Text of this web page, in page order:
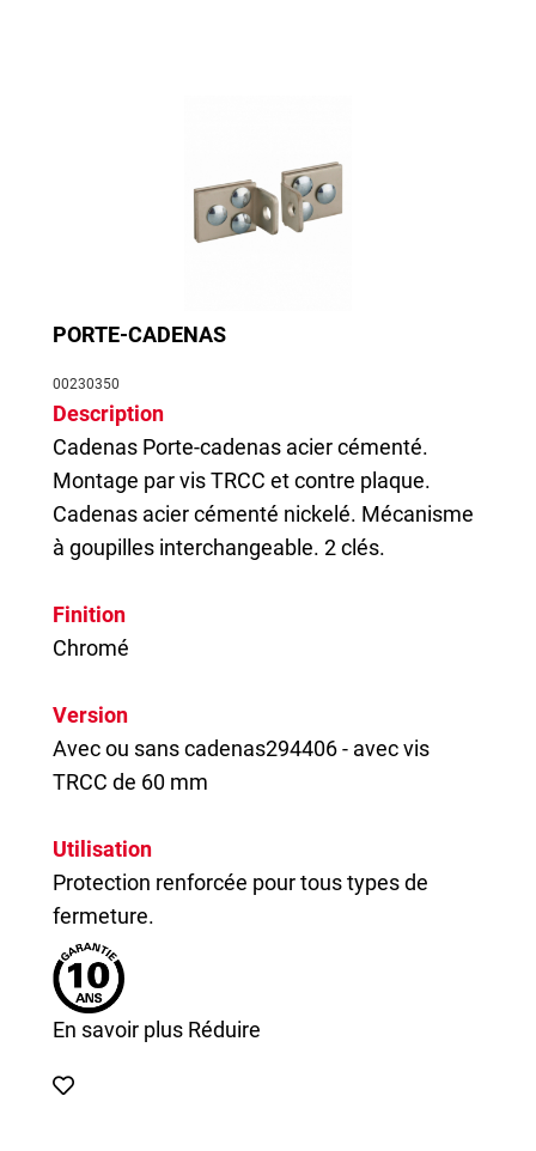
PORTE-CADENAS
00230350
Description
Cadenas Porte-cadenas acier cémenté.
Montage par vis TRCC et contre plaque.
Cadenas acier cémenté nickelé. Mécanisme
à goupilles interchangeable. 2 clés.
Finition
Chromé
Version
Avec ou sans cadenas294406 - avec vis
TRCC de 60 mm
Utilisation
Protection renforcée pour tous types de
fermeture.
En savoir plus Réduire